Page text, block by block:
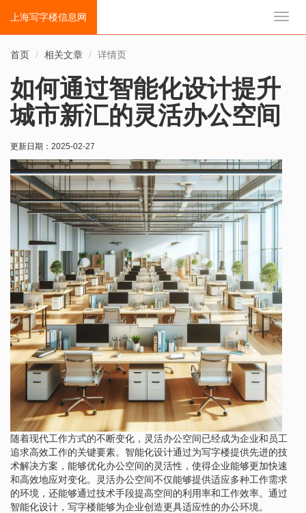
切
上海写字楼信息网
首页 相关文章 详情页
如何通过智能化设计提升
城市新汇的灵活办公空间
更新日期： 2025-02-27
随着现代工作方式的不断变化，灵活办公空间已经成为企业和员工
追求高效工作的关键要素。智能化设计通过为写字楼提供先进的技
术解决方案，能够优化办公空间的灵活性，使得企业能够更加快速
和高效地应对变化。灵活办公空间不仅能够提供适应多种工作需求
的环境，还能够通过技术手段提高空间的利用率和工作效率。通过
智能化设计，写字楼能够为企业创造更具适应性的办公环境。